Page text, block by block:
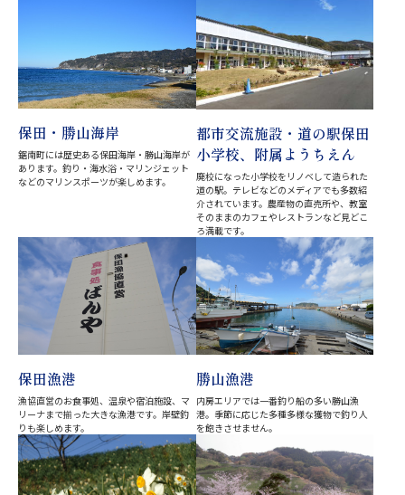
保田・勝山海岸
鋸南町には歴史ある保田海岸・勝山海岸が
あります。釣り・海水浴・マリンジェット
などのマリンスポーツが楽しめます。
都市交流施設・道の駅保田
小学校、附属ようちえん
廃校になった小学校をリノベして造られた
道の駅。テレビなどのメディアでも多数紹
介されています。農産物の直売所や、教室
そのままのカフェやレストランなど見どこ
ろ満載です。
保田漁港
漁協直営のお食事処、温泉や宿泊施設、マ
リーナまで揃った大きな漁港です。岸壁釣
りも楽しめます。
勝山漁港
内房エリアでは一番釣り船の多い勝山漁
港。季節に応じた多種多様な獲物で釣り人
を飽きさせません。